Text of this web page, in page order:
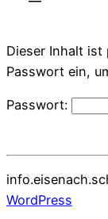
Dieser Inhalt
Passwort ein,
Passwort:
WordPress